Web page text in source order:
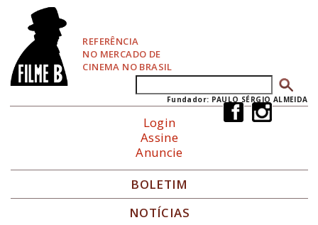
REFERÊNCIA
NO MERCADO DE
CINEMA NO BRASIL
Formulário de busca
Fundador: PAULO SÉRGIO ALMEIDA
Login
Assine
Anuncie
BOLETIM
NOTÍCIAS